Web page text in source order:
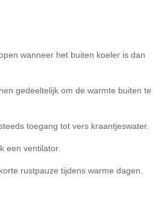
wanneer het buiten koeler is dan
gedeeltelijk om de warmte buiten te
toegang tot vers kraantjeswater.
een ventilator.
rustpauze tijdens warme dagen.